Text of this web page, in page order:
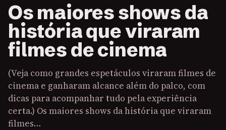
Os maiores shows da
história que viraram
filmes de cinema
(Veja como grandes espetáculos viraram filmes de
cinema e ganharam alcance além do palco, com
dicas para acompanhar tudo pela experiência
certa.) Os maiores shows da história que viraram
filmes…